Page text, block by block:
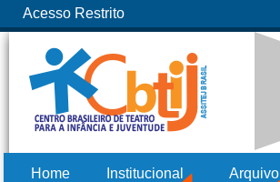
Acesso Restrito
Home Institucional Arquivo